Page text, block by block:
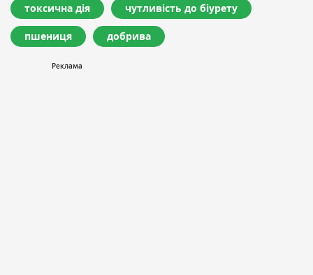
токсична дія чутливість до біурету
пшениця добрива